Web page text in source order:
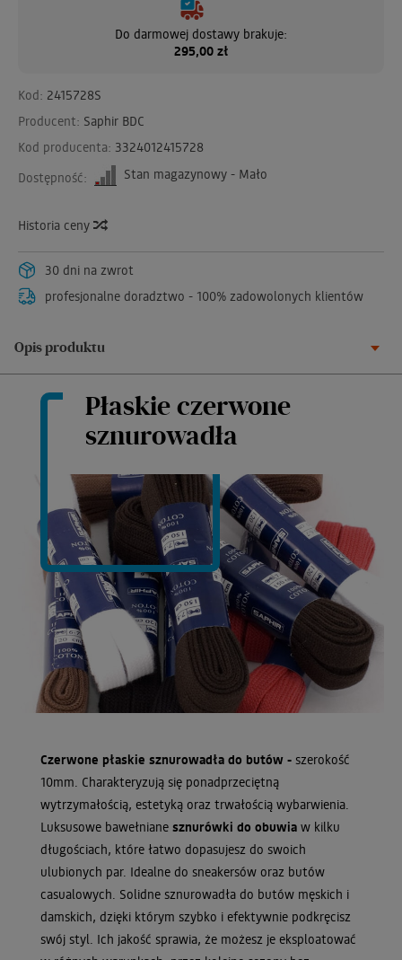
Do darmowej dostawy brakuje:
295,00 zł
Kod: 2415728S
Producent: Saphir BDC
Kod producenta: 3324012415728
Dostępność:
Stan magazynowy - Mało
Historia ceny
30 dni na zwrot
profesjonalne doradztwo - 100% zadowolonych klientów
Opis produktu
Płaskie czerwone
sznurowadła
Czerwone płaskie sznurowadła do butów - szerokość
10mm. Charakteryzują się ponadprzeciętną
wytrzymałością, estetyką oraz trwałością wybarwienia.
Luksusowe bawełniane sznurówki do obuwia w kilku
długościach, które łatwo dopasujesz do swoich
ulubionych par. Idealne do sneakersów oraz butów
casualowych. Solidne sznurowadła do butów męskich i
damskich, dzięki którym szybko i efektywnie podkręcisz
swój styl. Ich jakość sprawia, że możesz je eksploatować